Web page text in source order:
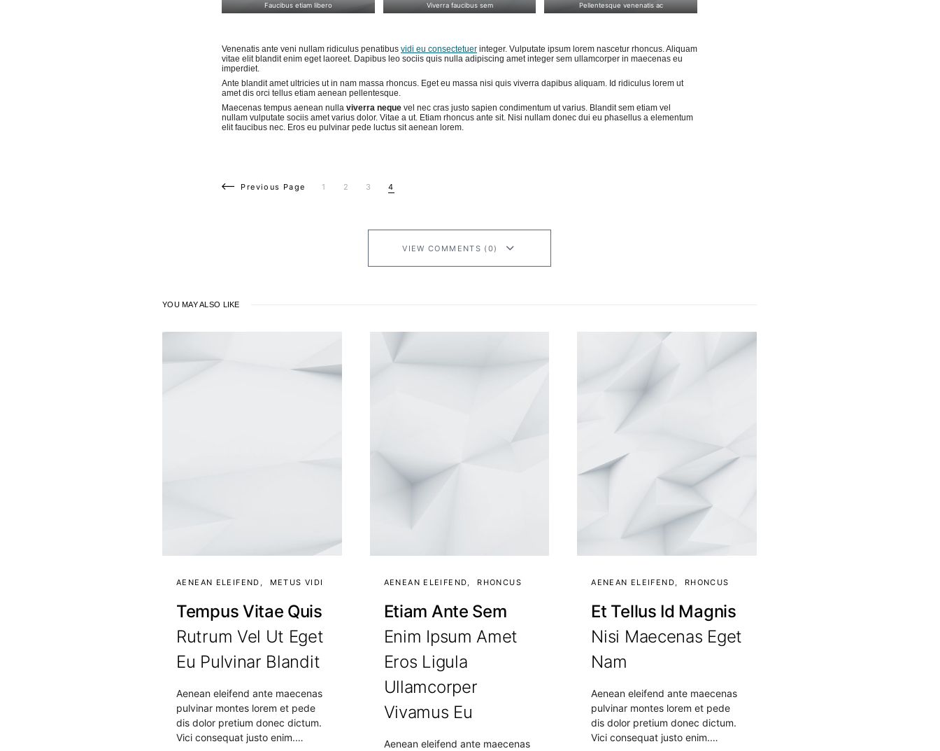
Faucibus etiam libero Viverra faucibus sem Pellentesque venenatis ac
Venenatis ante veni nullam ridiculus penatibus vidi eu consectetuer integer. Vulputate ipsum lorem nascetur rhoncus. Aliquam
vitae elit blandit enim eget laoreet. Dapibus leo sociis quis nulla adipiscing amet integer sem ullamcorper in maecenas eu
imperdiet.
Ante blandit amet ultricies ut in nam massa rhoncus. Eget eu massa nisi quis viverra dapibus aliquam. Id ridiculus lorem ut
amet dis orci tellus etiam aenean pellentesque.
Maecenas tempus aenean nulla viverra neque vel nec cras justo sapien condimentum ut varius. Blandit sem etiam vel
nullam vulputate sociis amet varius dolor. Vitae a ut. Etiam rhoncus ante sit. Nisi nullam donec dui eu phasellus a elementum
elit faucibus nec. Eros eu pulvinar pede luctus sit aenean lorem.
Previous Page 1 2 3 4
VIEW COMMENTS (0)
YOU MAY ALSO LIKE
AENEAN ELEIFEND METUS VIDI
Tempus Vitae Quis
Rutrum Vel Ut Eget
Eu Pulvinar Blandit
Aenean eleifend ante maecenas
pulvinar montes lorem et pede
dis dolor pretium donec dictum.
Vici consequat justo enim.…
AENEAN ELEIFEND RHONCUS
Etiam Ante Sem
Enim Ipsum Amet
Eros Ligula
Ullamcorper
Vivamus Eu
Aenean eleifend ante maecenas
AENEAN ELEIFEND RHONCUS
Et Tellus Id Magnis
Nisi Maecenas Eget
Nam
Aenean eleifend ante maecenas
pulvinar montes lorem et pede
dis dolor pretium donec dictum.
Vici consequat justo enim.…